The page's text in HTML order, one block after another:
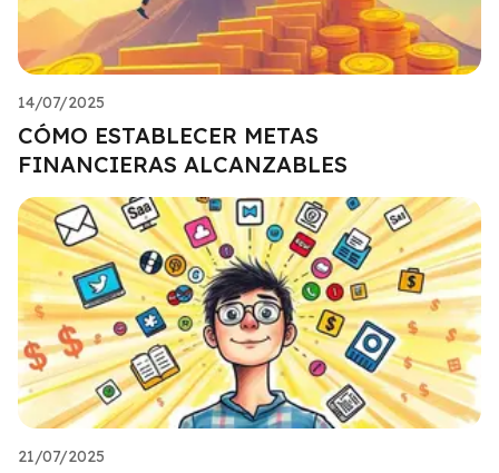
14/07/2025
CÓMO ESTABLECER METAS
FINANCIERAS ALCANZABLES
21/07/2025